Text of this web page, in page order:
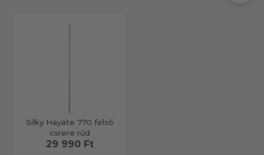
Silky Hayate 770 felső
csrere rúd
29 990 Ft